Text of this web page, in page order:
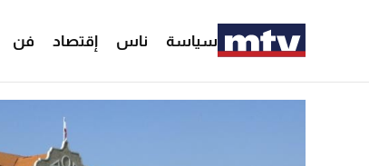
سياسة ناس إقتصاد فن